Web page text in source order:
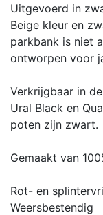
Uitgevoerd in
Beige kleur en
parkbank is niet
ontworpen voor
Verkrijgbaar in
Ural Black en
poten zijn zwart.
Gemaakt van
Rot- en
Weersbestendig